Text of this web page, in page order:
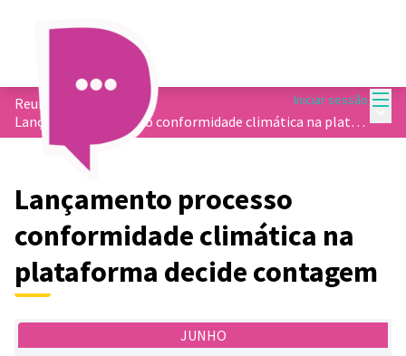
Iniciar sessão
Reuniões
Lançamento processo conformidade climática na plataforma decide contagem
Lançamento processo
conformidade climática na
plataforma decide contagem
JUNHO